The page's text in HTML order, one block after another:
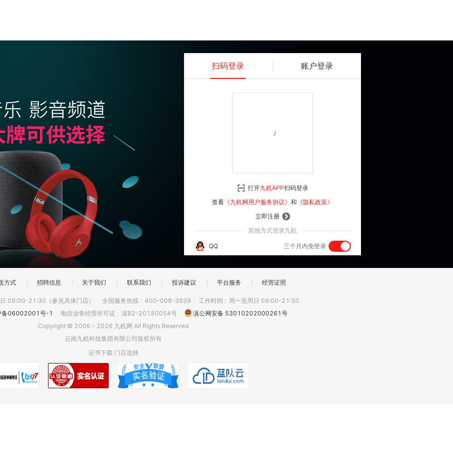
扫码登录 账户登录
登 录
立即注册
其他方式登录九机
QQ 三个月内免登录
打开九机APP扫码登录
查看 《九机网用户服务协议》 和 《隐私政策》
方式 招聘信息 关于我们 联系我们 投诉建议 平台服务 经营证照
09:00-21:30（参见具体门店） 全国服务热线 : 400-008-3939 工作时间 : 周一至周日 09:00-21:30
备06002001号-1
电信业务经营许可证 : 滇B2-20180054号
滇公网安备 53010202000261号
Copyright © 2006 - 2026 九机网 All Rights Reserved
云南九机科技集团有限公司版权所有
证书下载 门店选择